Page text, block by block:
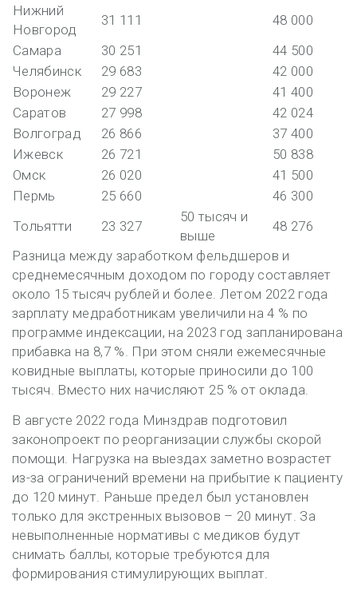
Нижний
Новгород
31 111
48 000
Самара
30 251
44 500
Челябинск
29 683
42 000
Воронеж
29 227
41 400
Саратов
27 998
42 024
Волгоград
26 866
37 400
Ижевск
26 721
50 838
Омск
26 020
41 500
Пермь
25 660
46 300
Тольятти
23 327
50 тысяч и
выше
48 276
Разница между заработком фельдшеров и
среднемесячным доходом по городу составляет
около 15 тысяч рублей и более. Летом 2022 года
зарплату медработникам увеличили на 4 % по
программе индексации, на 2023 год запланирована
прибавка на 8,7 %. При этом сняли ежемесячные
ковидные выплаты, которые приносили до 100
тысяч. Вместо них начисляют 25 % от оклада.
В августе 2022 года Минздрав подготовил
законопроект по реорганизации службы скорой
помощи. Нагрузка на выездах заметно возрастет
из-за ограничений времени на прибытие к пациенту
до 120 минут. Раньше предел был установлен
только для экстренных вызовов – 20 минут. За
невыполненные нормативы с медиков будут
снимать баллы, которые требуются для
формирования стимулирующих выплат.